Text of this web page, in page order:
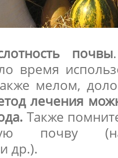
почвы
время
мелом,
лечения
Также
почву
др.).